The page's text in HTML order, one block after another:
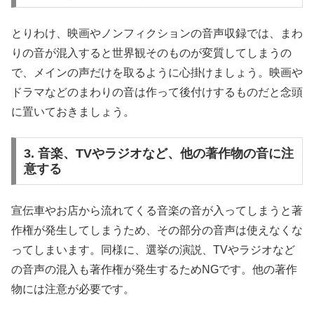
とりわけ、映画やノンフィクションの音声収録では、まわ
りの音が混入すると世界観そのものが変質してしまうの
で、メインの声だけを取るように心掛けましょう。映画や
ドラマなどのまわりの音は作って後付けするものだと念頭
に置いておきましょう。
3. 音楽、TVやラジオなど、他の著作物の音に注
意する
宣伝車やお店から流れてくる音楽の音が入ってしまうと著
作権が発生してしまうため、その部分の音声は使えなくな
ってしまいます。同様に、選挙の演説、TVやラジオなど
の音声の混入も著作権が発生するためNGです。他の著作
物には注意が必要です。